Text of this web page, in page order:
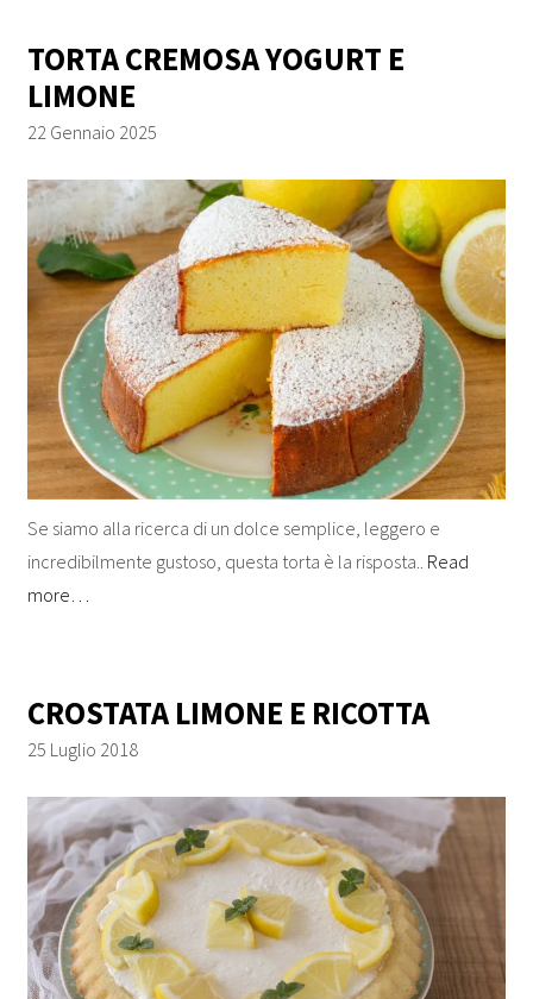
TORTA CREMOSA YOGURT E
LIMONE
22 Gennaio 2025
Se siamo alla ricerca di un dolce semplice, leggero e
incredibilmente gustoso, questa torta è la risposta.. Read
more…
CROSTATA LIMONE E RICOTTA
25 Luglio 2018